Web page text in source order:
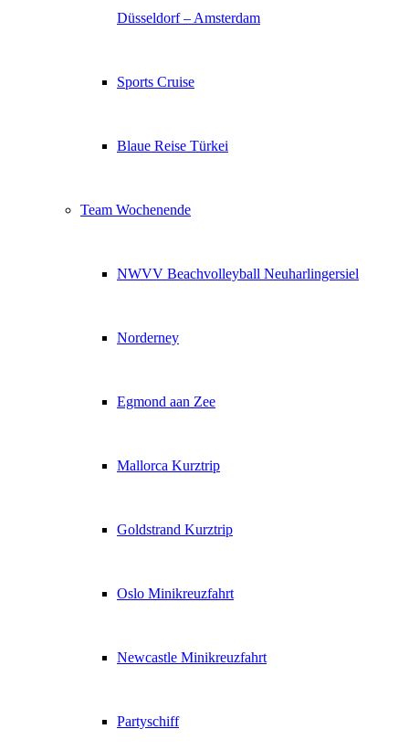
Düsseldorf – Amsterdam
Sports Cruise
Blaue Reise Türkei
Team Wochenende
NWVV Beachvolleyball Neuharlingersiel
Norderney
Egmond aan Zee
Mallorca Kurztrip
Goldstrand Kurztrip
Oslo Minikreuzfahrt
Newcastle Minikreuzfahrt
Partyschiff